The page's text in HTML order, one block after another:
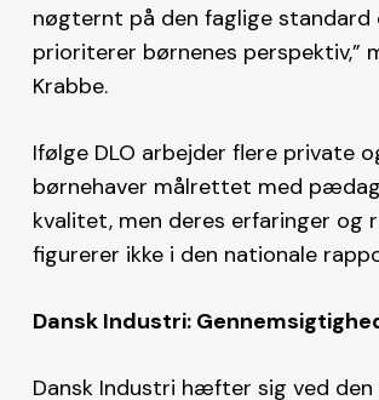
nøgternt på den faglige standard
prioriterer børnenes perspektiv,”
Krabbe.
Ifølge DLO arbejder flere private
børnehaver målrettet med
kvalitet, men deres erfaringer og
figurerer ikke i den nationale
Dansk Industri:
Dansk Industri hæfter sig ved den